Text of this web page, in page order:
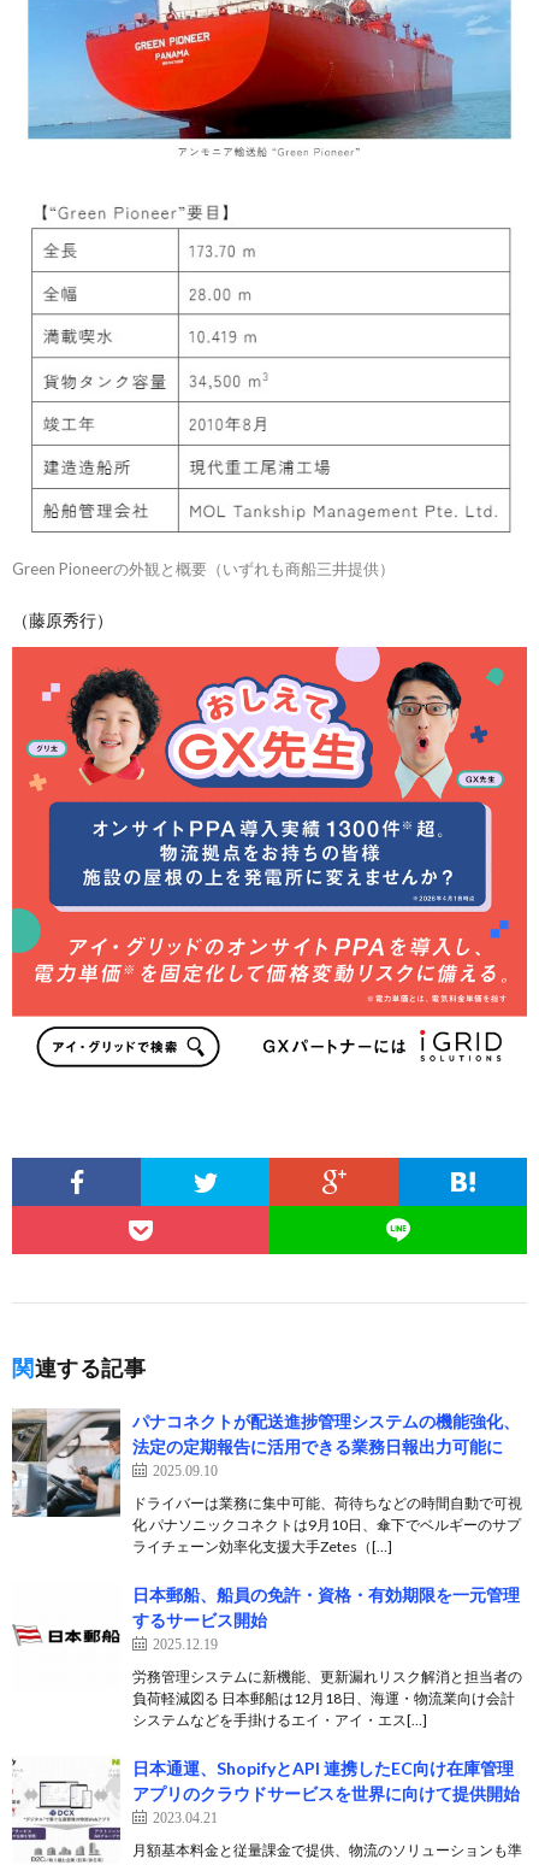
Green Pioneerの外観と概要（いずれも商船三井提供）
（藤原秀行）
関連する記事
パナコネクトが配送進捗管理システムの機能強化、
法定の定期報告に活用できる業務日報出力可能に
2025.09.10
ドライバーは業務に集中可能、荷待ちなどの時間自動で可視
化 パナソニックコネクトは9月10日、傘下でベルギーのサプ
ライチェーン効率化支援大手Zetes（[…]
日本郵船、船員の免許・資格・有効期限を一元管理
するサービス開始
2025.12.19
労務管理システムに新機能、更新漏れリスク解消と担当者の
負荷軽減図る 日本郵船は12月18日、海運・物流業向け会計
システムなどを手掛けるエイ・アイ・エス[…]
日本通運、ShopifyとAPI 連携したEC向け在庫管理
アプリのクラウドサービスを世界に向けて提供開始
2023.04.21
月額基本料金と従量課金で提供、物流のソリューションも準